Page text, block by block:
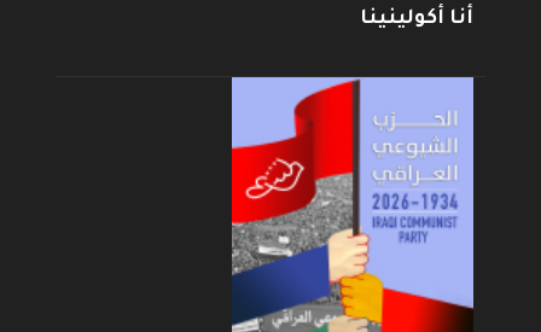
أنا أكولينينا